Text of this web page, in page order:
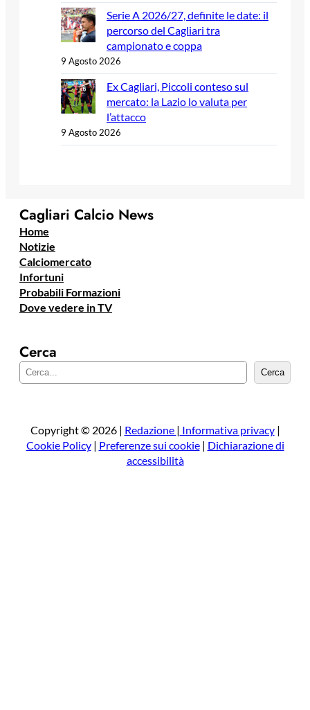
Serie A 2026/27, definite le date: il
percorso del Cagliari tra
campionato e coppa
9 Agosto 2026
Ex Cagliari, Piccoli conteso sul
mercato: la Lazio lo valuta per
l’attacco
9 Agosto 2026
Cagliari Calcio News
Home
Notizie
Calciomercato
Infortuni
Probabili Formazioni
Dove vedere in TV
Cerca
e
a
Cerca
Copyright © 2026 | Redazione | Informativa privacy|
Cookie Policy| Preferenze sui cookie| Dichiarazione di
accessibilità